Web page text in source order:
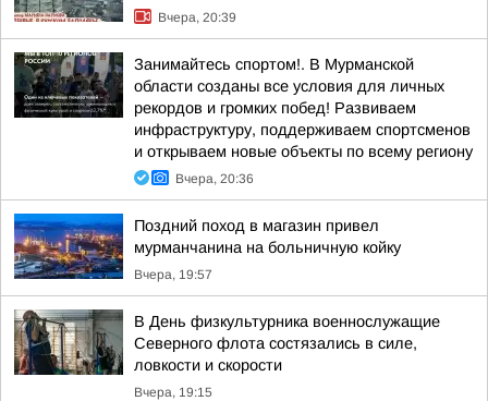
Вчера, 20:39
Занимайтесь спортом!. В Мурманской
области созданы все условия для личных
рекордов и громких побед! Развиваем
инфраструктуру, поддерживаем спортсменов
и открываем новые объекты по всему региону
Вчера, 20:36
Поздний поход в магазин привел
мурманчанина на больничную койку
Вчера, 19:57
В День физкультурника военнослужащие
Северного флота состязались в силе,
ловкости и скорости
Вчера, 19:15